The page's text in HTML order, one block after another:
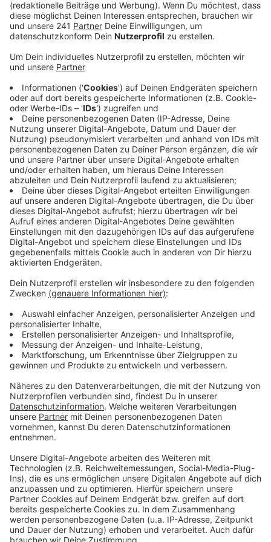
konnte im Vergleich zu 2019 etwas zulegen.
Veröffentlicht:Montag, 10.06.2024 05:40
Anzeige
Die Grünen sind auch im Kreis Euskirchen der große
Verlierer bei der Europawahl. Die Partei hat 8,8
Prozentpunkte verloren im Vergleich zur vorherigen
Europawahl. Die Grünen landen nur noch bei 9,6
Prozent der Stimmen. Auch die beiden
Koalitionspartner aus der Ampel-Regierung in Berlin,
SPD und FDP, haben verloren.
Am stärksten zulegen konnte die AfD. Sie hat sich um
5,2 Prozentpunkte auf knapp 14,9 Prozent verbessert.
Das Bündnis Sahra Wagenknecht kam aus dem Stand
auf 4,6 Prozent.
Verbessert hat sich auch die Wahlbeteiligung. Sie lag
bei 64,4 Prozent (2019: 61,3 Prozent).
Die Wahlergebnisse in den einzelnen Städten und
Gemeinden im Kreis Euskirchen sind sehr ähnlich zum
Gesamtergebnis des Kreises. Teilweise bekamen
Grüne und SPD mehr Stimmen als im kreisweiten
Ergebnis.
Anzeige
Anzeige